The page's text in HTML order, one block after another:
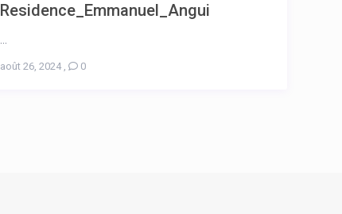
Residence_Emmanuel_Angui
août 26, 2024, 0